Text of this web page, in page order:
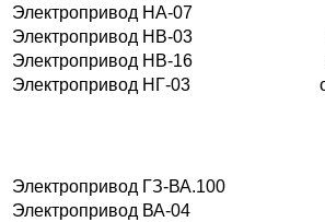
Электропривод НА-07
Электропривод НВ-03
Электропривод НВ-16
Электропривод НГ-03
Электропривод ГЗ-ВА.100
Электропривод ВА-04